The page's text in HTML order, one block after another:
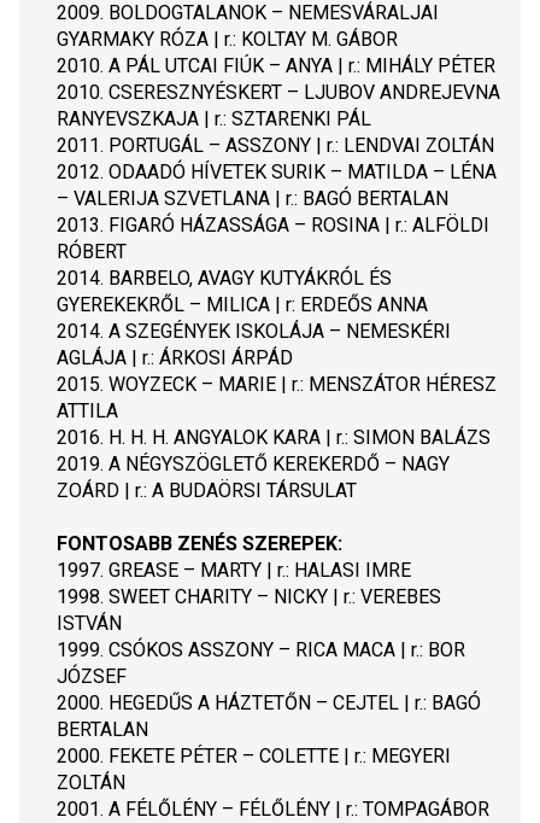
2009. BOLDOGTALANOK – NEMESVÁRALJAI
GYARMAKY RÓZA | r.: KOLTAY M. GÁBOR
2010. A PÁL UTCAI FIÚK – ANYA | r.: MIHÁLY PÉTER
2010. CSERESZNYÉSKERT – LJUBOV ANDREJEVNA
RANYEVSZKAJA | r.: SZTARENKI PÁL
2011. PORTUGÁL – ASSZONY | r.: LENDVAI ZOLTÁN
2012. ODAADÓ HÍVETEK SURIK – MATILDA – LÉNA
– VALERIJA SZVETLANA | r.: BAGÓ BERTALAN
2013. FIGARÓ HÁZASSÁGA – ROSINA | r.: ALFÖLDI
RÓBERT
2014. BARBELO, AVAGY KUTYÁKRÓL ÉS
GYEREKEKRŐL – MILICA | r: ERDEŐS ANNA
2014. A SZEGÉNYEK ISKOLÁJA – NEMESKÉRI
AGLÁJA | r.: ÁRKOSI ÁRPÁD
2015. WOYZECK – MARIE | r.: MENSZÁTOR HÉRESZ
ATTILA
2016. H. H. H. ANGYALOK KARA | r.: SIMON BALÁZS
2019. A NÉGYSZÖGLETŐ KEREKERDŐ – NAGY
ZOÁRD | r.: A BUDAÖRSI TÁRSULAT
FONTOSABB ZENÉS SZEREPEK:
1997. GREASE – MARTY | r.: HALASI IMRE
1998. SWEET CHARITY – NICKY | r.: VEREBES
ISTVÁN
1999. CSÓKOS ASSZONY – RICA MACA | r.: BOR
JÓZSEF
2000. HEGEDŰS A HÁZTETŐN – CEJTEL | r.: BAGÓ
BERTALAN
2000. FEKETE PÉTER – COLETTE | r.: MEGYERI
ZOLTÁN
2001. A FÉLŐLÉNY – FÉLŐLÉNY | r.: TOMPAGÁBOR